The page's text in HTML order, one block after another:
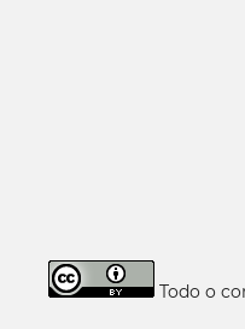
Todo o